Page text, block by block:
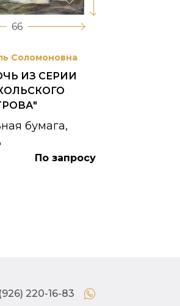
66
Соломоновна
ИЗ СЕРИИ
бумага,
По запросу
220-16-83